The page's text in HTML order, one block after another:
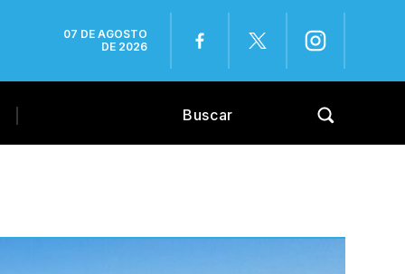
07 DE AGOSTO
DE 2026